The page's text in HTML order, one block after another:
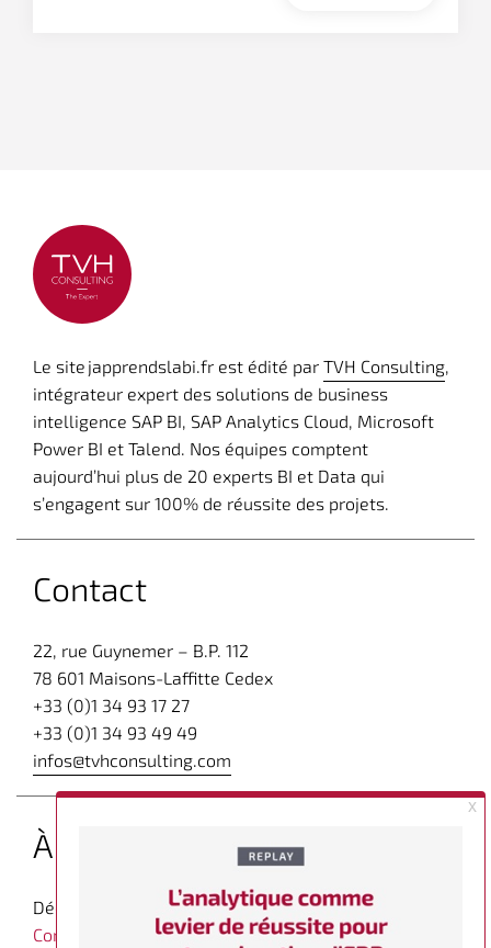
Le site japprendslabi.fr est édité par TVH Consulting,
intégrateur expert des solutions de business
intelligence SAP BI, SAP Analytics Cloud, Microsoft
Power BI et Talend. Nos équipes comptent
aujourd’hui plus de 20 experts BI et Data qui
s’engagent sur 100% de réussite des projets.
Contact
22, rue Guynemer – B.P. 112
78 601 Maisons-Laffitte Cedex
+33 (0)1 34 93 17 27
+33 (0)1 34 93 49 49
infos@tvhconsulting.com
À propos
Découvrez d’autres articles expert surle blog de TVH
Consulting dédié à la Business Intelligence